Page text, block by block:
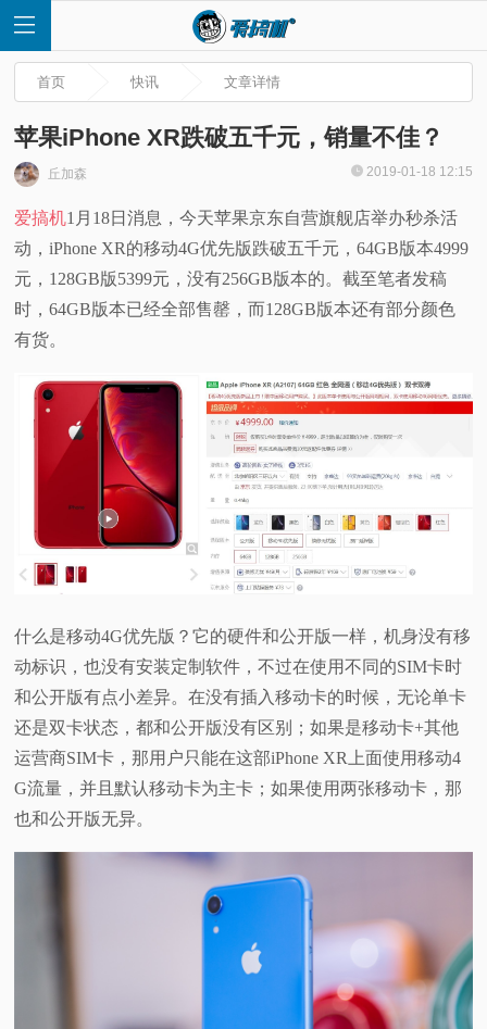
页
快
频
科
体
验
首页 快讯 文章详情
苹果iPhone XR跌破五千元，销量不佳？
丘加森 2019-01-18 12:15
爱搞机1月18日消息，今天苹果京东自营旗舰店举办秒杀活
动，iPhone XR的移动4G优先版跌破五千元，64GB版本4999
元，128GB版5399元，没有256GB版本的。截至笔者发稿
时，64GB版本已经全部售罄，而128GB版本还有部分颜色
有货。
什么是移动4G优先版？它的硬件和公开版一样，机身没有移
动标识，也没有安装定制软件，不过在使用不同的SIM卡时
和公开版有点小差异。在没有插入移动卡的时候，无论单卡
还是双卡状态，都和公开版没有区别；如果是移动卡+其他
运营商SIM卡，那用户只能在这部iPhone XR上面使用移动4
G流量，并且默认移动卡为主卡；如果使用两张移动卡，那
也和公开版无异。